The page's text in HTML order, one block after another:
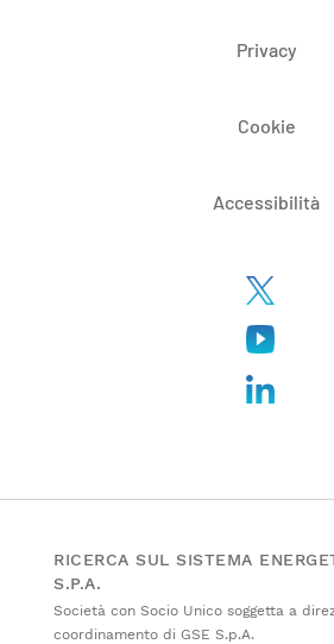
Privacy
Cookie
Accessibilità
RICERCA SUL SISTEMA
S.P.A.
Società con Socio Unico soggetta a
coordinamento di GSE S.p.A.